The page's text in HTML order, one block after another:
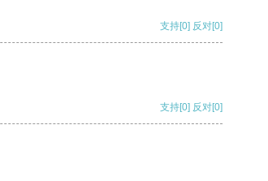
支持[0] 反对[0]
支持[0] 反对[0]